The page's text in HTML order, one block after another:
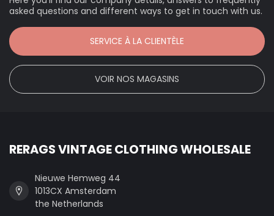
asked questions and different ways to get in touch with us.
SERVICE À LA CLIENTÈLE
VOIR NOS MAGASINS
RERAGS VINTAGE CLOTHING WHOLESALE
Nieuwe Hemweg 44
1013CX Amsterdam
the Netherlands